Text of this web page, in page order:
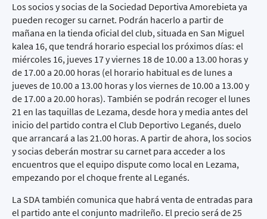
Los socios y socias de la Sociedad Deportiva Amorebieta ya
pueden recoger su carnet. Podrán hacerlo a partir de
mañana en la tienda oficial del club, situada en San Miguel
kalea 16, que tendrá horario especial los próximos días: el
miércoles 16, jueves 17 y viernes 18 de 10.00 a 13.00 horas y
de 17.00 a 20.00 horas (el horario habitual es de lunes a
jueves de 10.00 a 13.00 horas y los viernes de 10.00 a 13.00 y
de 17.00 a 20.00 horas). También se podrán recoger el lunes
21 en las taquillas de Lezama, desde hora y media antes del
inicio del partido contra el Club Deportivo Leganés, duelo
que arrancará a las 21.00 horas. A partir de ahora, los socios
y socias deberán mostrar su carnet para acceder a los
encuentros que el equipo dispute como local en Lezama,
empezando por el choque frente al Leganés.
La SDA también comunica que habrá venta de entradas para
el partido ante el conjunto madrileño. El precio será de 25